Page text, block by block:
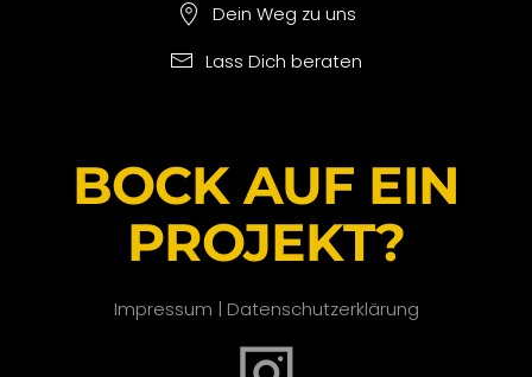
Dein Weg zu uns
Lass Dich beraten
BOCK AUF EIN
PROJEKT?
Impressum | Datenschutzerklärung